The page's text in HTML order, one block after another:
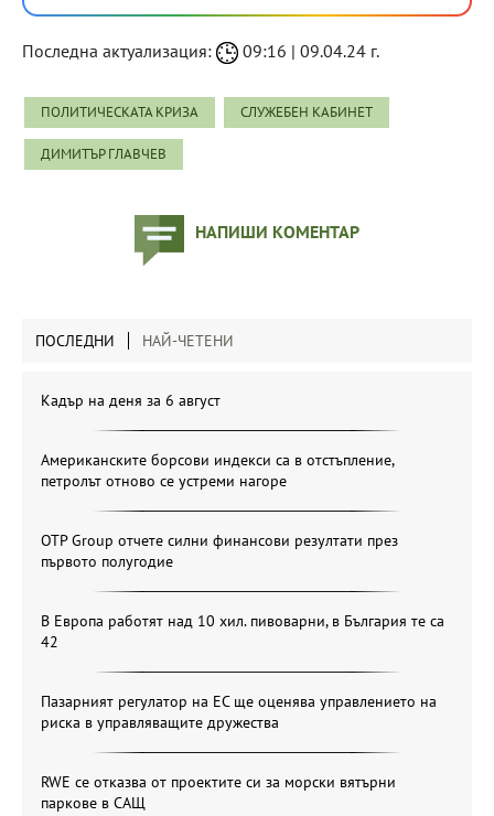
Последна актуализация: 09:16 | 09.04.24 г.
ПОЛИТИЧЕСКАТА КРИЗА СЛУЖЕБЕН КАБИНЕТ
ДИМИТЪР ГЛАВЧЕВ
НАПИШИ КОМЕНТАР
ПОСЛЕДНИ НАЙ-ЧЕТЕНИ
Кадър на деня за 6 август
Американските борсови индекси са в отстъпление,
петролът отново се устреми нагоре
OTP Group отчете силни финансови резултати през
първото полугодие
В Европа работят над 10 хил. пивоварни, в България те са
42
Пазарният регулатор на ЕС ще оценява управлението на
риска в управляващите дружества
RWE се отказва от проектите си за морски вятърни
паркове в САЩ